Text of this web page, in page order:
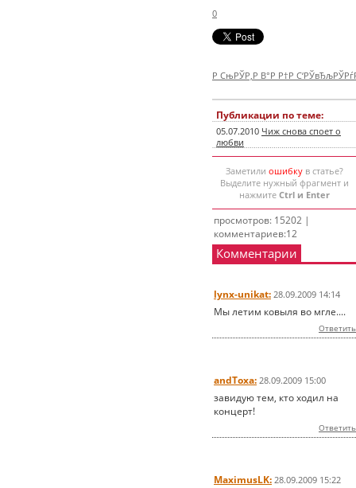
0
Р СњРЎР‚Р В°Р Р†Р
Публикации по теме:
05.07.2010 Чиж снова споет о
любви
Заметили ошибкув статье?
Выделите нужный фрагмент и
нажмите Ctrl и Enter
просмотров: 15202 |
комментариев:12
Комментарии
lynx-unikat: 28.09.2009 14:14
Мы летим ковыля во мгле....
Ответить
andToxa: 28.09.2009 15:00
завидую тем, кто ходил на
концерт!
Ответить
MaximusLK: 28.09.2009 15:22